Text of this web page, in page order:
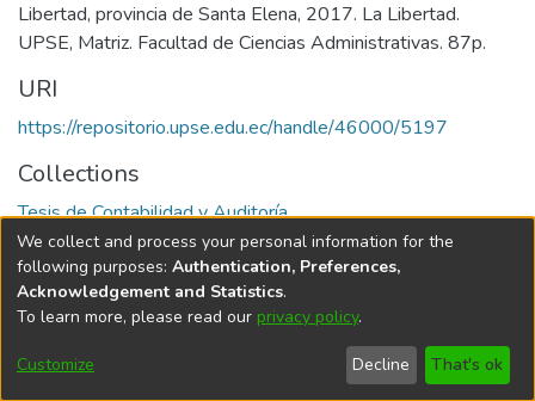
Libertad, provincia de Santa Elena, 2017. La Libertad.
UPSE, Matriz. Facultad de Ciencias Administrativas. 87p.
URI
https://repositorio.upse.edu.ec/handle/46000/5197
Collections
Tesis de Contabilidad y Auditoría
Full item page
DSpace softwarecopyright © 2002-2026
Cookie
End User
Agreement
Send
Feedback
We collect and process your personal information for the
following purposes: Authentication, Preferences,
Acknowledgement and Statistics.
To learn more, please read our privacy policy.
Customize Decline That's ok